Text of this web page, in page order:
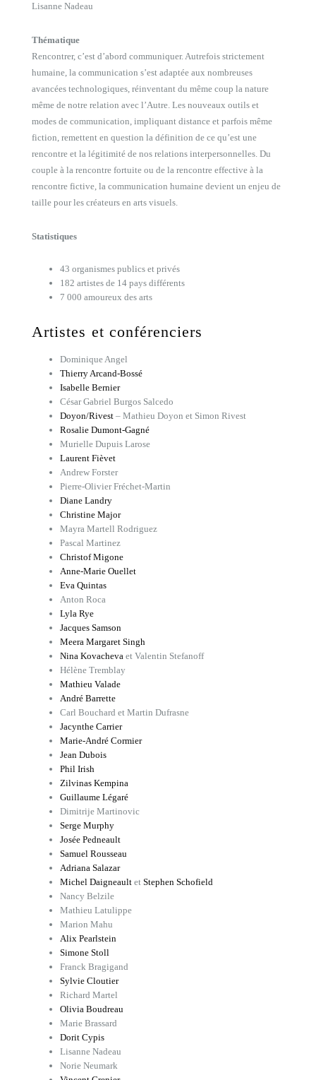
Lisanne Nadeau
Thématique
Rencontrer, c’est d’abord communiquer. Autrefois strictement
humaine, la communication s’est adaptée aux nombreuses
avancées technologiques, réinventant du même coup la nature
même de notre relation avec l’Autre. Les nouveaux outils et
modes de communication, impliquant distance et parfois même
fiction, remettent en question la définition de ce qu’est une
rencontre et la légitimité de nos relations interpersonnelles. Du
couple à la rencontre fortuite ou de la rencontre effective à la
rencontre fictive, la communication humaine devient un enjeu de
taille pour les créateurs en arts visuels.
Statistiques
43 organismes publics et privés
182 artistes de 14 pays différents
7 000 amoureux des arts
Artistes et conférenciers
Dominique Angel
Thierry Arcand-Bossé
Isabelle Bernier
César Gabriel Burgos Salcedo
Doyon/Rivest – Mathieu Doyon et Simon Rivest
Rosalie Dumont-Gagné
Murielle Dupuis Larose
Laurent Fièvet
Andrew Forster
Pierre-Olivier Fréchet-Martin
Diane Landry
Christine Major
Mayra Martell Rodriguez
Pascal Martinez
Christof Migone
Anne-Marie Ouellet
Eva Quintas
Anton Roca
Lyla Rye
Jacques Samson
Meera Margaret Singh
Nina Kovacheva et Valentin Stefanoff
Hélène Tremblay
Mathieu Valade
André Barrette
Carl Bouchard et Martin Dufrasne
Jacynthe Carrier
Marie-André Cormier
Jean Dubois
Phil Irish
Zilvinas Kempina
Guillaume Légaré
Dimitrije Martinovic
Serge Murphy
Josée Pedneault
Samuel Rousseau
Adriana Salazar
Michel Daigneault et Stephen Schofield
Nancy Belzile
Mathieu Latulippe
Marion Mahu
Alix Pearlstein
Simone Stoll
Franck Bragigand
Sylvie Cloutier
Richard Martel
Olivia Boudreau
Marie Brassard
Dorit Cypis
Lisanne Nadeau
Norie Neumark